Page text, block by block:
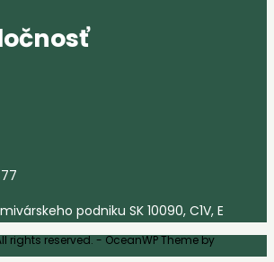
podniku SK 10090, C1V, E
rights reserved. - OceanWP Theme by